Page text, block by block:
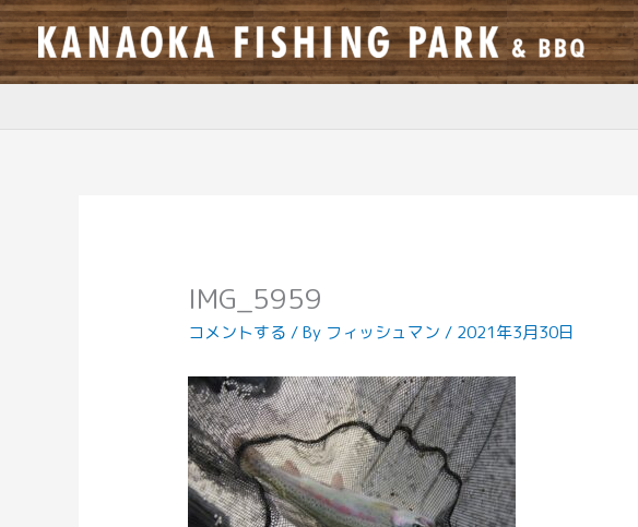
内
容
を
ス
IMG_5959
コメントする / By フィッシュマン/ 2021年3月30日